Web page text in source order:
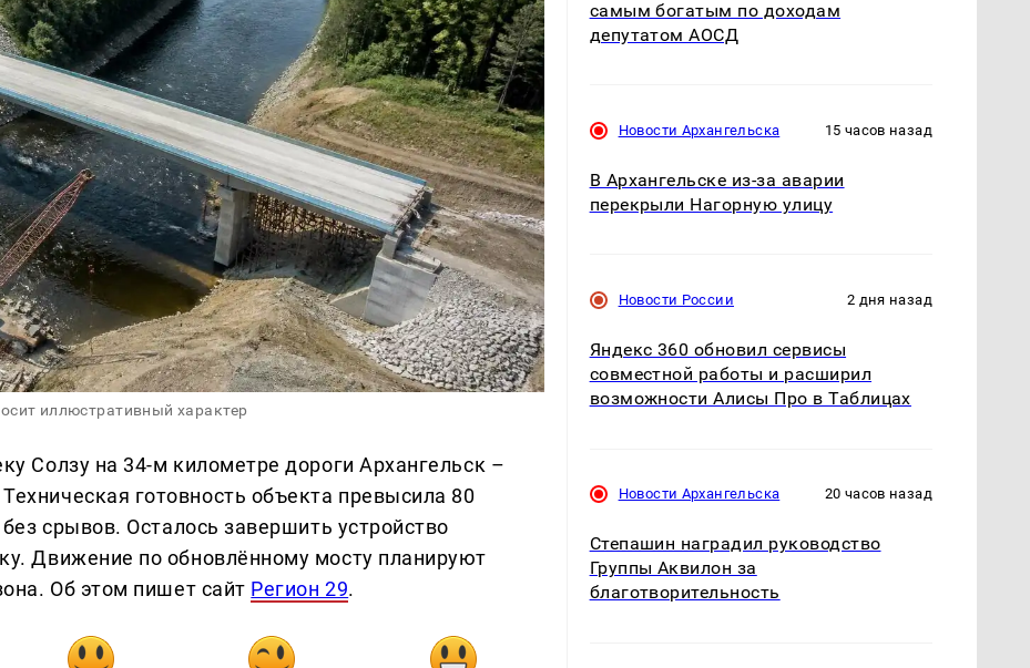
иллюстративный характер
Солзу на 34-м километре дороги Архангельск –
готовность объекта превысила 80
срывов. Осталось завершить устройство
Движение по обновлённому мосту планируют
Об этом пишет сайт Регион 29.
самым богатым по доходам
депутатом АОСД
Новости Архангельска 15 часов назад
В Архангельске из-за аварии
перекрыли Нагорную улицу
Новости России 2 дня назад
Яндекс 360 обновил сервисы
совместной работы и расширил
возможности Алисы Про в Таблицах
Новости Архангельска 20 часов назад
Степашин наградил руководство
Группы Аквилон за
благотворительность